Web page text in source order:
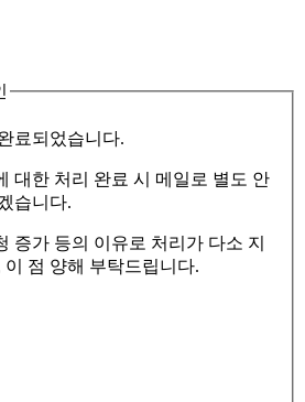
료되었습니다.
대한 처리 완료 시 메일로 별도 안
습니다.
증가 등의 이유로 처리가 다소 지
이 점 양해 부탁드립니다.